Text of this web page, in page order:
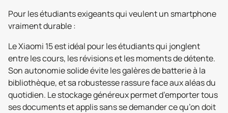
Pour les étudiants exigeants qui veulent un smartphone
vraiment durable :
Le Xiaomi 15 est idéal pour les étudiants qui jonglent
entre les cours, les révisions et les moments de détente.
Son autonomie solide évite les galères de batterie à la
bibliothèque, et sa robustesse rassure face aux aléas du
quotidien. Le stockage généreux permet d’emporter tous
ses documents et applis sans se demander ce qu’on doit